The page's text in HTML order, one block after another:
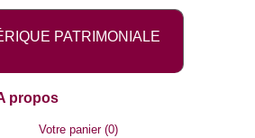
PATRIMONIALE
propos
Votre panier(0)